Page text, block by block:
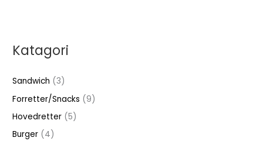
Katagori
Sandwich (3)
Forretter/Snacks (9)
Hovedretter (5)
Burger (4)